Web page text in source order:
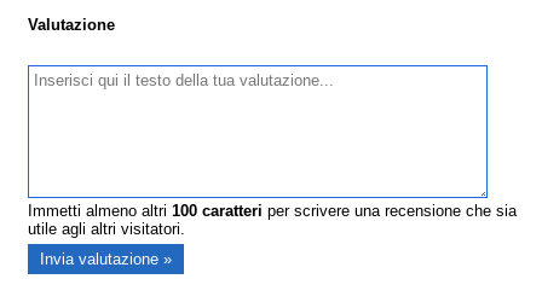
Valutazione
Immetti almeno altri100 caratteri per scrivere una recensione che sia
utile agli altri visitatori.